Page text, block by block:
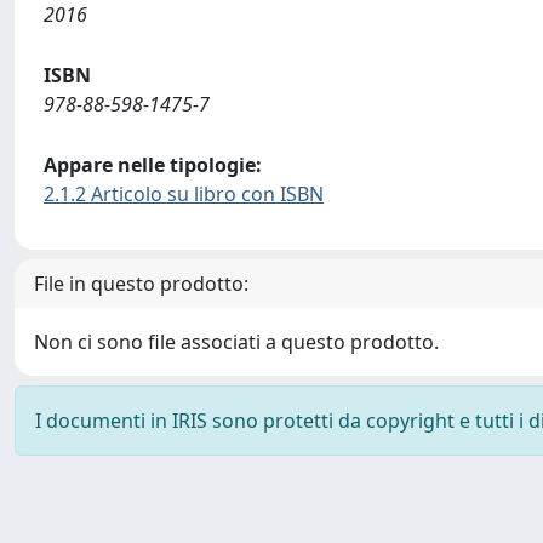
2016
ISBN
978-88-598-1475-7
Appare nelle tipologie:
2.1.2 Articolo su libro con ISBN
File in questo prodotto:
Non ci sono file associati a questo prodotto.
I documenti in IRIS sono protetti da copyright e tutti i